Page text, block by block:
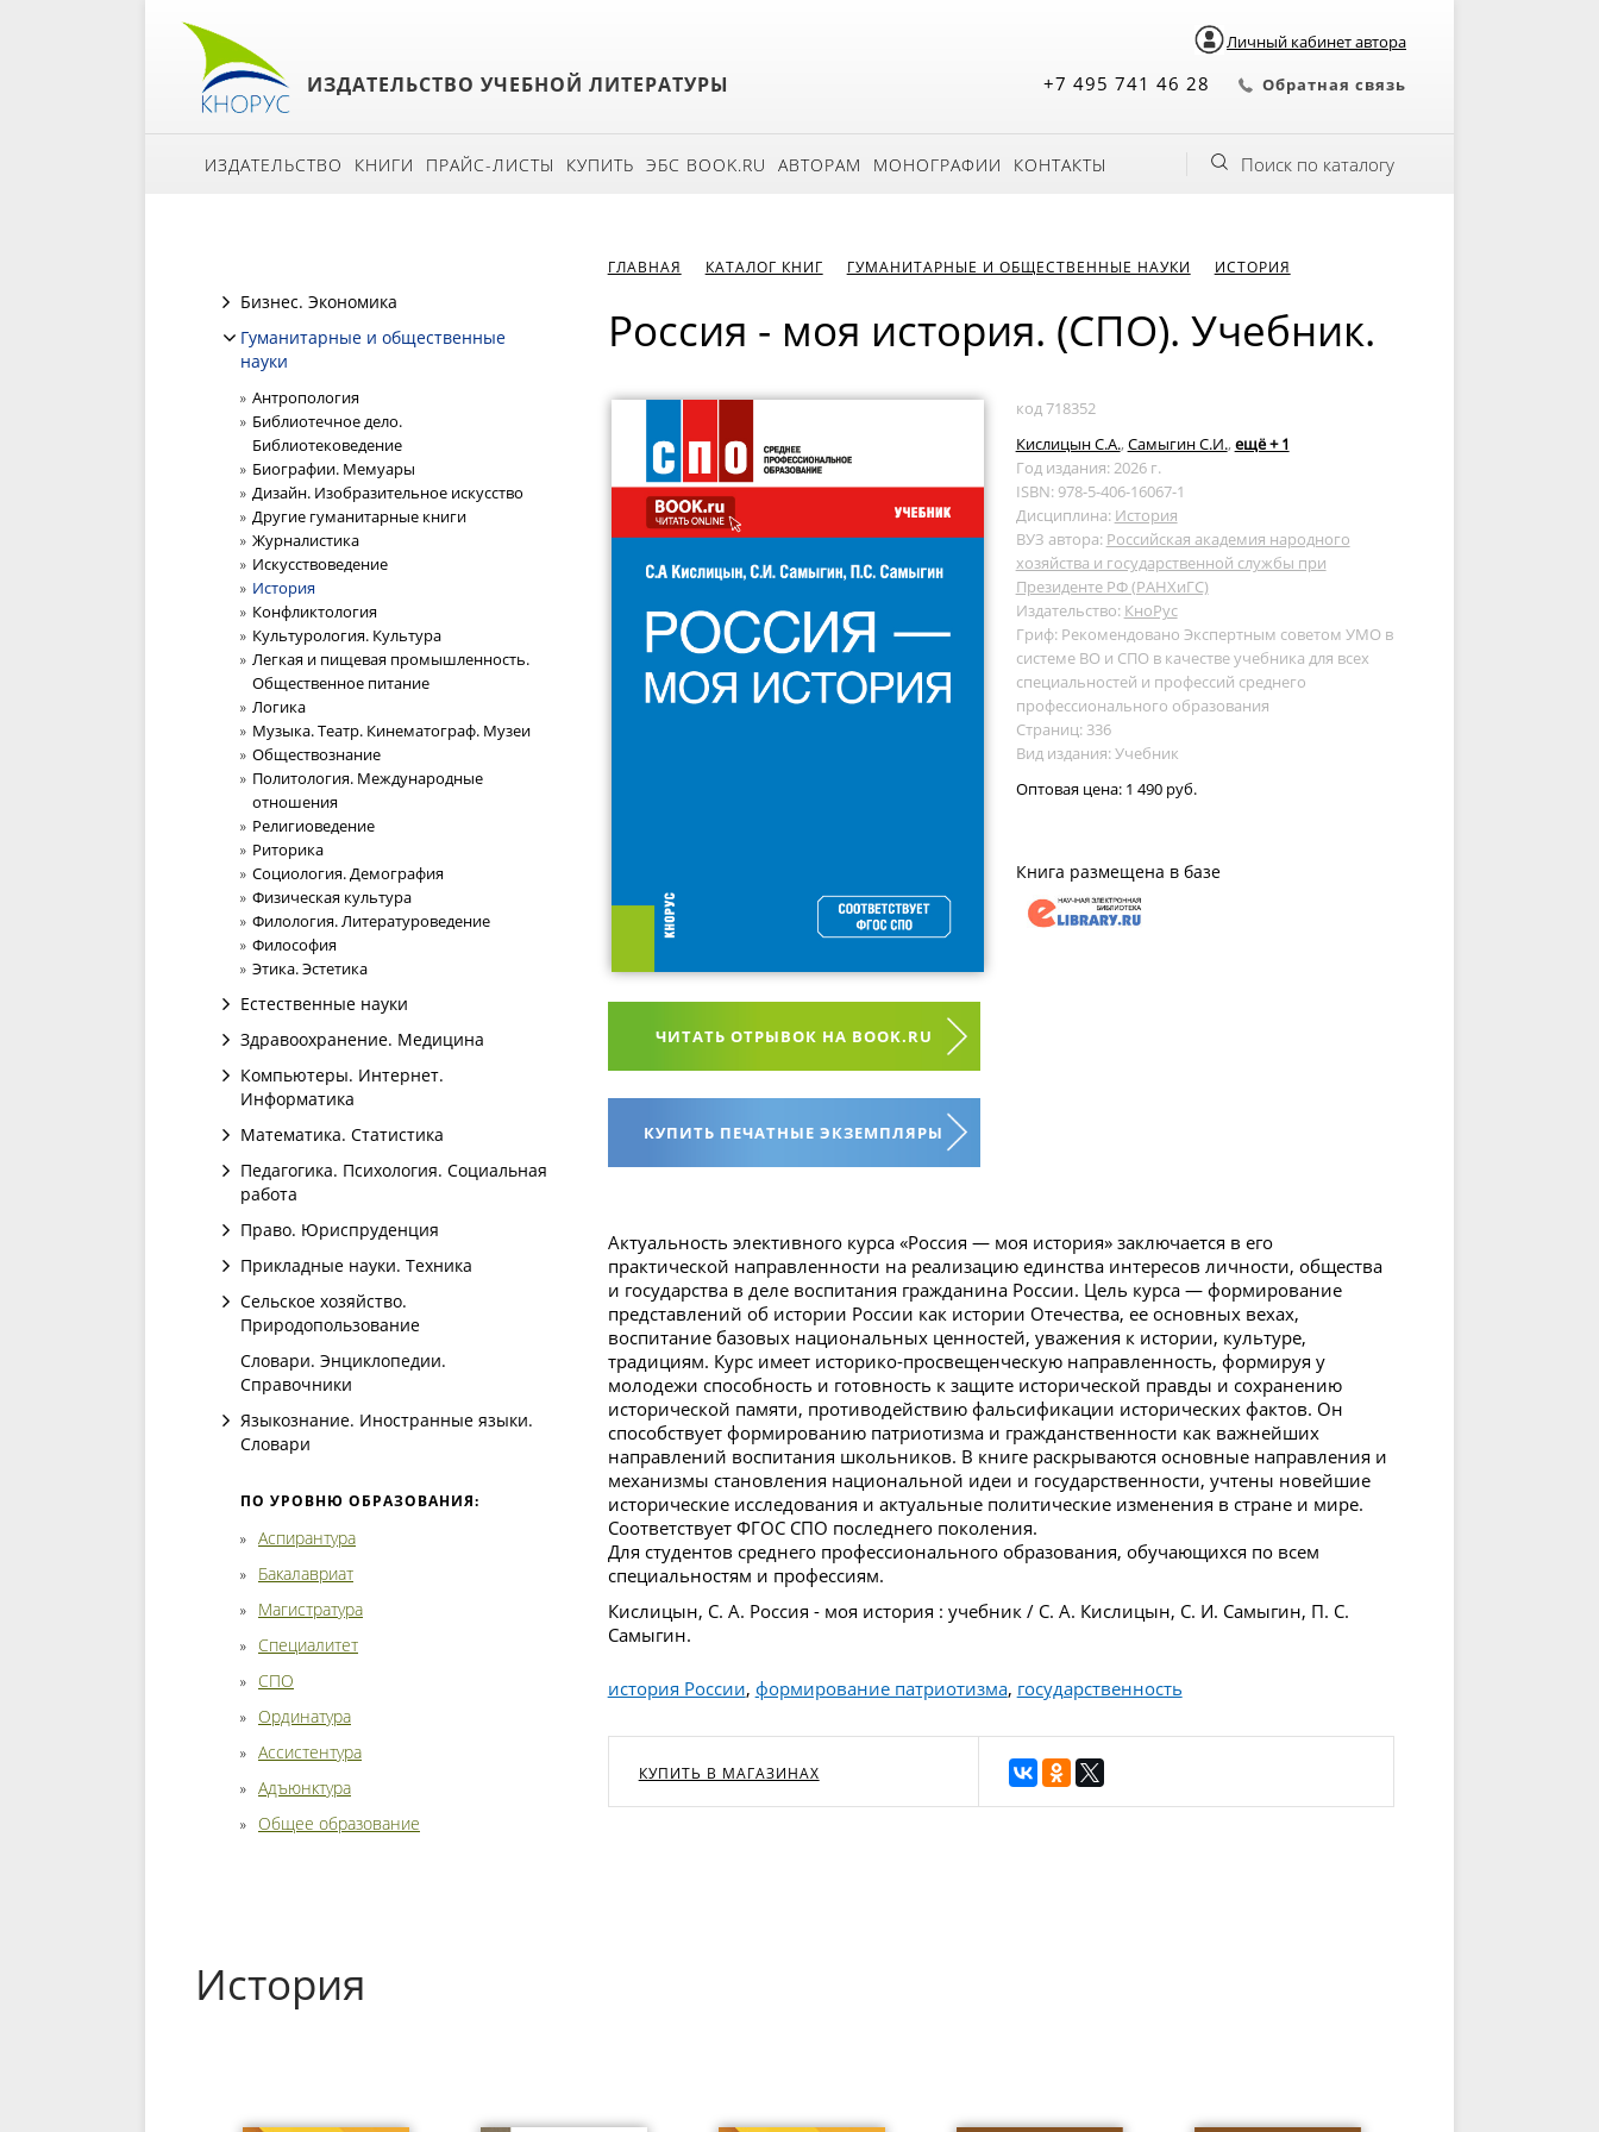
Личный кабинет автора
ИЗДАТЕЛЬСТВО УЧЕБНОЙ ЛИТЕРАТУРЫ +7 495 741 46 28 Обратная связь
ИЗДАТЕЛЬСТВО КНИГИ ПРАЙС-ЛИСТЫ КУПИТЬ ЭБС BOOK.RU АВТОРАМ МОНОГРАФИИ КОНТАКТЫ Поиск по каталогу
Бизнес. Экономика
Гуманитарные и общественные
науки
Антропология
Библиотечное дело.
Библиотековедение
Биографии. Мемуары
Дизайн. Изобразительное искусство
Другие гуманитарные книги
Журналистика
Искусствоведение
История
Конфликтология
Культурология. Культура
Легкая и пищевая промышленность.
Общественное питание
Логика
Музыка. Театр. Кинематограф. Музеи
Обществознание
Политология. Международные
отношения
Религиоведение
Риторика
Социология. Демография
Физическая культура
Филология. Литературоведение
Философия
Этика. Эстетика
Естественные науки
Здравоохранение. Медицина
Компьютеры. Интернет.
Информатика
Математика. Статистика
Педагогика. Психология. Социальная
работа
Право. Юриспруденция
Прикладные науки. Техника
Сельское хозяйство.
Природопользование
Словари. Энциклопедии.
Справочники
Языкознание. Иностранные языки.
Словари
ПО УРОВНЮ ОБРАЗОВАНИЯ:
Аспирантура
Бакалавриат
Магистратура
Специалитет
СПО
Ординатура
Ассистентура
Адъюнктура
Общее образование
ГЛАВНАЯ КАТАЛОГ КНИГ ГУМАНИТАРНЫЕ И ОБЩЕСТВЕННЫЕ НАУКИ ИСТОРИЯ
Россия - моя история. (СПО). Учебник.
ЧИТАТЬ ОТРЫВОК НА BOOK.RU
КУПИТЬ ПЕЧАТНЫЕ ЭКЗЕМПЛЯРЫ
код 718352
Кислицын С.А., Самыгин С.И., ещё + 1
Год издания: 2026 г.
ISBN: 978-5-406-16067-1
Дисциплина: История
ВУЗ автора: Российская академия народного
хозяйства и государственной службы при
Президенте РФ (РАНХиГС)
Издательство: КноРус
Гриф: Рекомендовано Экспертным советом УМО в
системе ВО и СПО в качестве учебника для всех
специальностей и профессий среднего
профессионального образования
Страниц: 336
Вид издания: Учебник
Оптовая цена: 1 490 руб.
Книга размещена в базе
Актуальность элективного курса «Россия — моя история» заключается в его
практической направленности на реализацию единства интересов личности, общества
и государства в деле воспитания гражданина России. Цель курса — формирование
представлений об истории России как истории Отечества, ее основных вехах,
воспитание базовых национальных ценностей, уважения к истории, культуре,
традициям. Курс имеет историко-просвещенческую направленность, формируя у
молодежи способность и готовность к защите исторической правды и сохранению
исторической памяти, противодействию фальсификации исторических фактов. Он
способствует формированию патриотизма и гражданственности как важнейших
направлений воспитания школьников. В книге раскрываются основные направления и
механизмы становления национальной идеи и государственности, учтены новейшие
исторические исследования и актуальные политические изменения в стране и мире.
Соответствует ФГОС СПО последнего поколения.
Для студентов среднего профессионального образования, обучающихся по всем
специальностям и профессиям.
Кислицын, С. А. Россия - моя история : учебник / С. А. Кислицын, С. И. Самыгин, П. С.
Самыгин.
история России, формирование патриотизма, государственность
КУПИТЬ В МАГАЗИНАХ
История